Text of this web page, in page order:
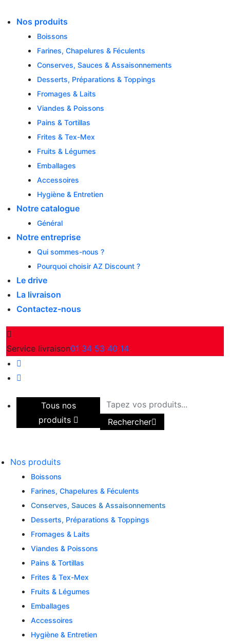
content
Nos produits
Boissons
Farines, Chapelures & Féculents
Conserves, Sauces & Assaisonnements
Desserts, Préparations & Toppings
Fromages & Laits
Viandes & Poissons
Pains & Tortillas
Frites & Tex-Mex
Fruits & Légumes
Emballages
Accessoires
Hygiène & Entretien
Notre catalogue
Général
Notre entreprise
Qui sommes-nous ?
Pourquoi choisir AZ Discount ?
Le drive
La livraison
Contactez-nous
Service livraison01 34 53 40 14
Tous nos
produits
Rechercher
Nos produits
Boissons
Farines, Chapelures & Féculents
Conserves, Sauces & Assaisonnements
Desserts, Préparations & Toppings
Fromages & Laits
Viandes & Poissons
Pains & Tortillas
Frites & Tex-Mex
Fruits & Légumes
Emballages
Accessoires
Hygiène & Entretien